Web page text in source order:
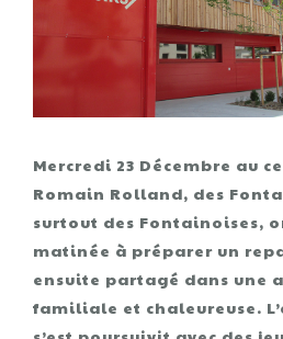
Mercredi 23 Décembre au
Romain Rolland, des
surtout des Fontainoises,
matinée à préparer un
ensuite partagé dans une
familiale et chaleureuse.